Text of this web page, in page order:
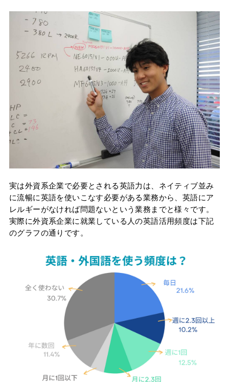
実は外資系企業で必要とされる英語力は、ネイティブ並み
に流暢に英語を使いこなす必要がある業務から、英語にア
レルギーがなければ問題ないという業務までと様々です。
実際に外資系企業に就業している人の英語活用頻度は下記
のグラフの通りです。